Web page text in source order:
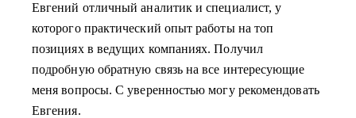
Евгений отличный аналитик и специалист, у
которого практический опыт работы на топ
позициях в ведущих компаниях. Получил
подробную обратную связь на все интересующие
меня вопросы. С уверенностью могу рекомендовать
Евгения.